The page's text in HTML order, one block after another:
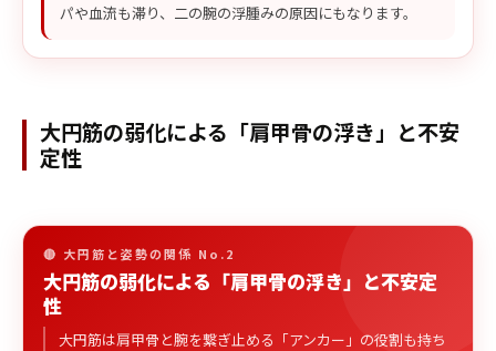
パや血流も滞り、二の腕の浮腫みの原因にもなります。
大円筋の弱化による「肩甲骨の浮き」と不安
定性
🔴 大円筋と姿勢の関係 No.2
大円筋の弱化による「肩甲骨の浮き」と不安定
性
大円筋は肩甲骨と腕を繋ぎ止める「アンカー」の役割も持ち